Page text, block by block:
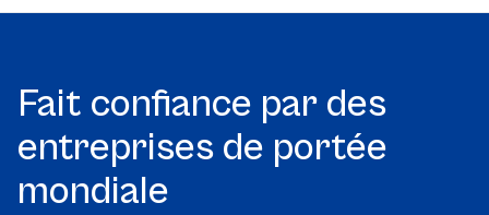
Fait confiance par des
entreprises de portée
mondiale